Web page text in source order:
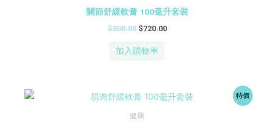
關節舒緩軟膏 100毫升套裝
$800.00
$800.00。
$720.00
$720.00。
加入購物車
特價
健康
原
始
價
目
前